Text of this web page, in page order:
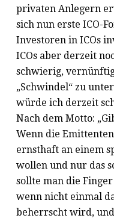
privaten Anlegern
sich nun erste ICO-
Investoren in ICOs
ICOs aber derzeit
schwierig,
„Schwindel“ zu
würde ich derzeit
Nach dem Motto:
Wenn die
ernsthaft an einem
wollen und nur das
sollte man die Finger
wenn nicht einmal
beherrscht wird,